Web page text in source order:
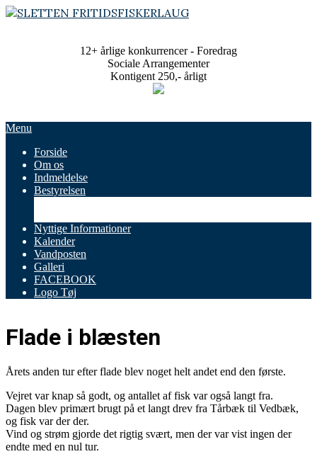
Skip
12+ årlige konkurrencer - Foredrag
Sociale Arrangementer
Kontigent 250,- årligt
Primary
Menu
Menu
Forside
Om os
Indmeldelse
Bestyrelsen
Nyttige Informationer
Kalender
Vandposten
Galleri
FACEBOOK
Logo Tøj
Flade i blæsten
Årets anden tur efter flade blev noget helt andet end den første.
Vejret var knap så godt, og antallet af fisk var også langt fra.
Dagen blev primært brugt på et langt drev fra Tårbæk til Vedbæk,
og fisk var der der.
Vind og strøm gjorde det rigtig svært, men der var vist ingen der
endte med en nul tur.